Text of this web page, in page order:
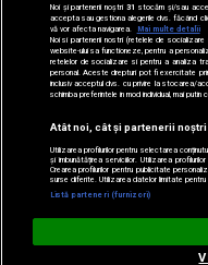
Digi FM
digifm.ro
FREE - In
Noi și partenerii noștri31 stocăm și/sau
accepta sau gestiona alegerile dvs. făcând
vă vor afecta navigarea.
Mai multe detalii
Noi si partenerii nostri (retelele de
website-ului sa functioneze, pentru a
retelelor de socializare si pentru a analiza
personal. Aceste drepturi pot fi exercitate
inclusiv acceptul dvs. cu privire la stocarea/
schimba preferintele in mod individual, mai
Atât noi, cât și partenerii
Utilizarea profilurilor pentru selectarea
și îmbunătățirea serviciilor. Utilizarea
Crearea profilurilor pentru publicitate
surse diferite. Utilizarea datelor limitate
Listă parteneri (furnizori)